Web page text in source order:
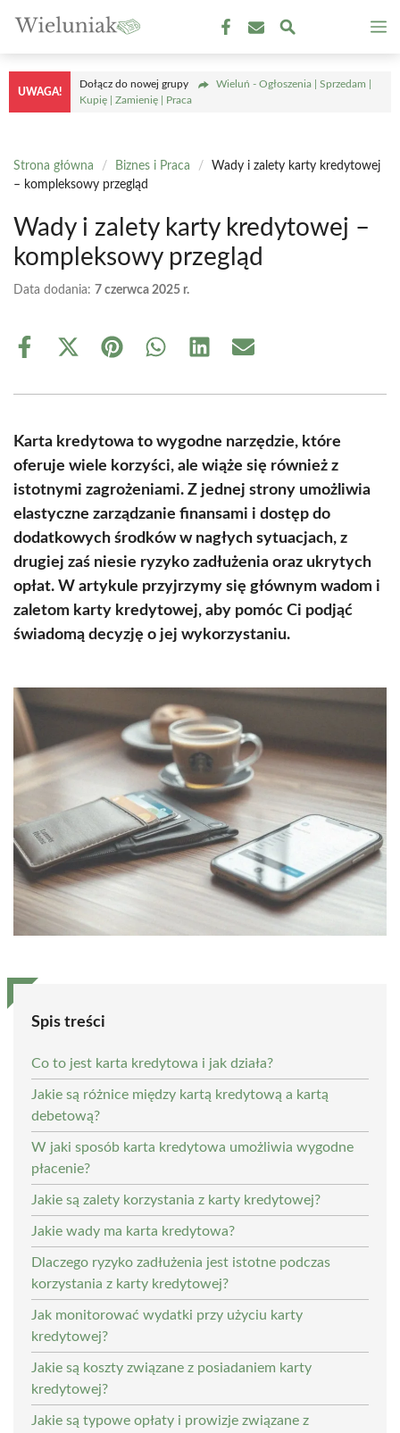
treści
UWAGA!
Dołącz do nowej grupy
Wieluń - Ogłoszenia | Sprzedam |
Kupię | Zamienię | Praca
Strona główna / Biznes i Praca /
Wady i zalety karty kredytowej
– kompleksowy przegląd
Wady i zalety karty kredytowej –
kompleksowy przegląd
Data dodania: 7 czerwca 2025 r.
Share
Share
(Twitter)
Share Share Share Share
Karta kredytowa to wygodne narzędzie, które
oferuje wiele korzyści, ale wiąże się również z
istotnymi zagrożeniami. Z jednej strony umożliwia
elastyczne zarządzanie finansami i dostęp do
dodatkowych środków w nagłych sytuacjach, z
drugiej zaś niesie ryzyko zadłużenia oraz ukrytych
opłat. W artykule przyjrzymy się głównym wadom i
zaletom karty kredytowej, aby pomóc Ci podjąć
świadomą decyzję o jej wykorzystaniu.
Spis treści
Co to jest karta kredytowa i jak działa?
Jakie są różnice między kartą kredytową a kartą
debetową?
W jaki sposób karta kredytowa umożliwia wygodne
płacenie?
Jakie są zalety korzystania z karty kredytowej?
Jakie wady ma karta kredytowa?
Dlaczego ryzyko zadłużenia jest istotne podczas
korzystania z karty kredytowej?
Jak monitorować wydatki przy użyciu karty
kredytowej?
Jakie są koszty związane z posiadaniem karty
kredytowej?
Jakie są typowe opłaty i prowizje związane z